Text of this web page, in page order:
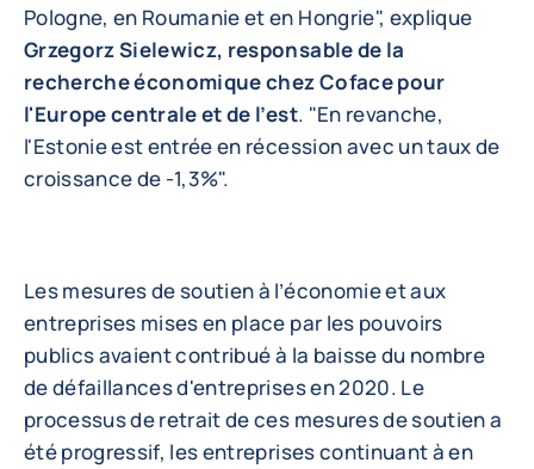
Pologne, en Roumanie et en Hongrie", explique
Grzegorz Sielewicz, responsable de la
recherche économique chez Coface pour
l'Europe centrale et de l’est. "En revanche,
l'Estonie est entrée en récession avec un taux de
croissance de -1,3%".
Les mesures de soutien à l’économie et aux
entreprises mises en place par les pouvoirs
publics avaient contribué à la baisse du nombre
de défaillances d'entreprises en 2020. Le
processus de retrait de ces mesures de soutien a
été progressif, les entreprises continuant à en